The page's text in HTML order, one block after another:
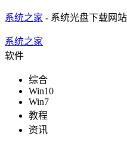
系统之家 - 系统光盘下载网站
系统之家
软件
综合
Win10
Win7
教程
资讯